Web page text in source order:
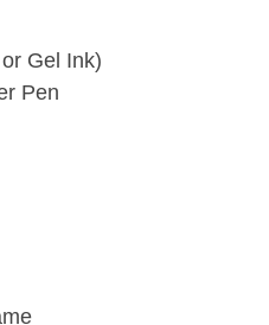
Gel Ink)
Pen